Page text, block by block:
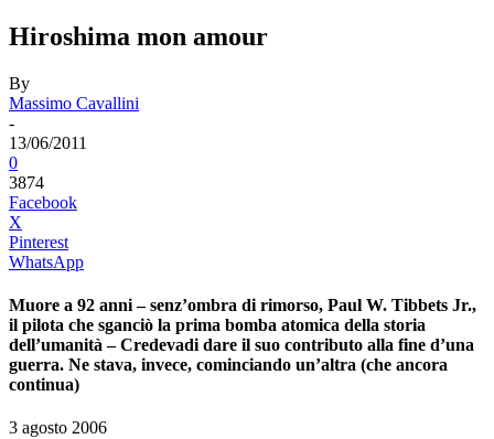
Hiroshima mon amour
By
Massimo Cavallini
-
13/06/2011
0
3874
Facebook
X
Pinterest
WhatsApp
Muore a 92 anni – senz’ombra di rimorso, Paul W. Tibbets Jr.,
il pilota che sganciò la prima bomba atomica della storia
dell’umanità – Credevadi dare il suo contributo alla fine d’una
guerra. Ne stava, invece, cominciando un’altra (che ancora
continua)
3 agosto 2006